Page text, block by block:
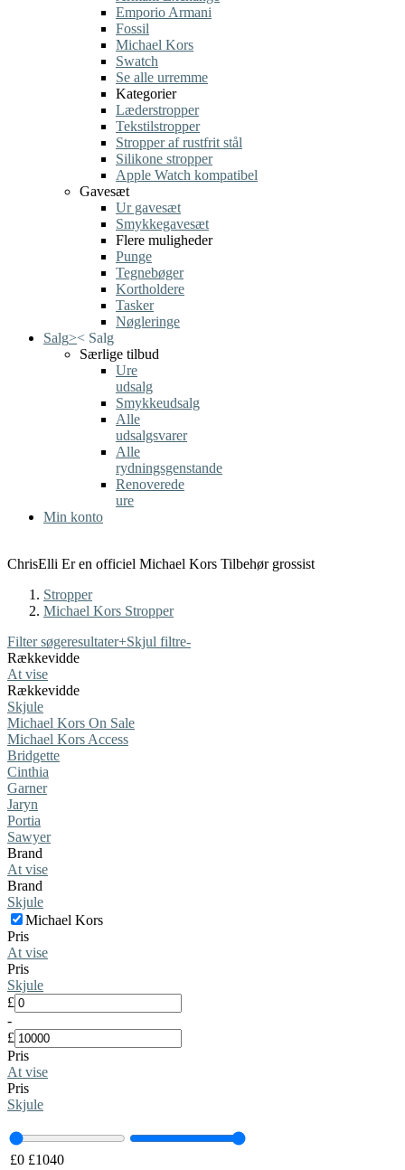
Emporio Armani
Fossil
Michael Kors
Swatch
Se alle urremme
Kategorier
Læderstropper
Tekstilstropper
Stropper af rustfrit stål
Silikone stropper
Apple Watch kompatibel
Gavesæt
Ur gavesæt
Smykkegavesæt
Flere muligheder
Punge
Tegnebøger
Kortholdere
Tasker
Nøgleringe
Salg>< Salg
Særlige tilbud
Ure
udsalg
Smykkeudsalg
Alle
udsalgsvarer
Alle
rydningsgenstande
Renoverede
ure
Min konto
ChrisElli Er en officiel Michael Kors Tilbehør grossist
Stropper
Michael Kors Stropper
Filter søgeresultater+Skjul filtre-
Rækkevidde
At vise
Rækkevidde
Skjule
Michael Kors On Sale
Michael Kors Access
Bridgette
Cinthia
Garner
Jaryn
Portia
Sawyer
Brand
At vise
Brand
Skjule
Michael Kors
Pris
At vise
Pris
Skjule
£
-
£
Pris
At vise
Pris
Skjule
£0 £1040